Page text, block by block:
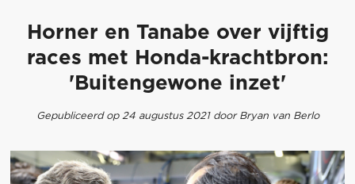
Horner en Tanabe over vijftig
races met Honda-krachtbron:
'Buitengewone inzet'
Gepubliceerd op 24 augustus 2021 door Bryan van Berlo